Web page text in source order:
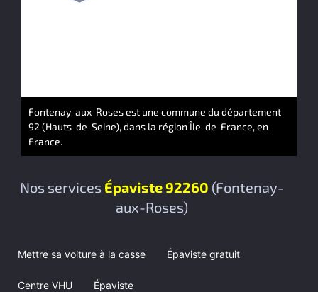
Nos services Épaviste 92260 (Fontenay-
aux-Roses)
Mettre sa voiture à la casse Épaviste gratuit
Centre VHU Épaviste
Fontenay-aux-Roses est une commune du département
92 (Hauts-de-Seine), dans la région Île-de-France, en
France.